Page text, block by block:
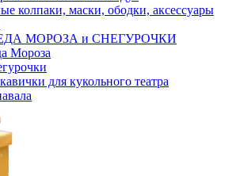
колпаки, маски, ободки, аксессуары
МОРОЗА и СНЕГУРОЧКИ
Мороза
для кукольного театра